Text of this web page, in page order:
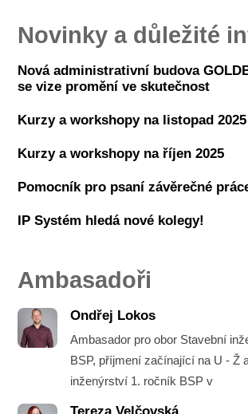
Novinky a důležité
Nová administrativní budova
se vize promění ve skutečnost
Kurzy a workshopy na listopad 2025
Kurzy a workshopy na říjen 2025
Pomocník pro psaní závěrečné
IP Systém hledá nové kolegy!
Ambasadoři
Ondřej Lokos
Ambasador pro obor Stavební
BSP, příjmení začínající na U - Ž
inženýrství 1. ročník BSP v